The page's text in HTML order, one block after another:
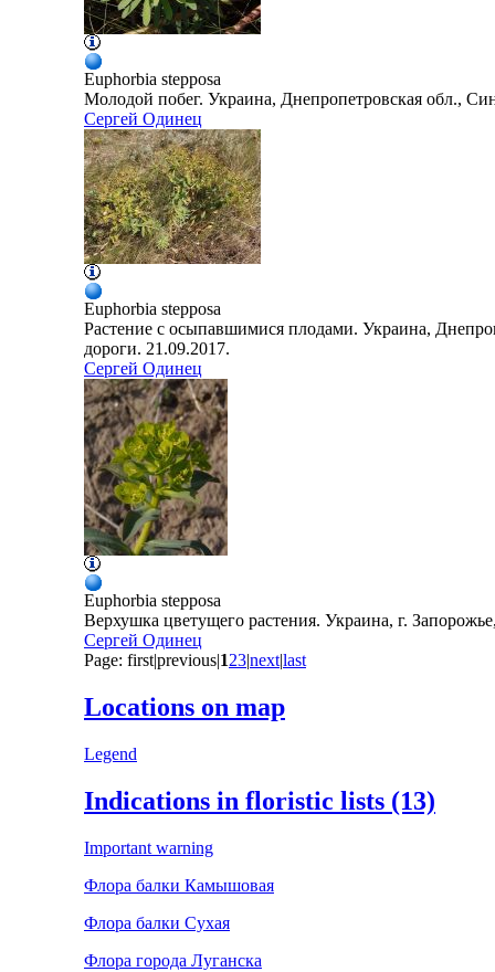
Euphorbia stepposa
Молодой побег. Украина, Днепропетровская обл.,
Сергей Одинец
Euphorbia stepposa
Растение с осыпавшимися плодами. Украина,
дороги. 21.09.2017.
Сергей Одинец
Euphorbia stepposa
Верхушка цветущего растения. Украина, г.
Сергей Одинец
Page: first|previous|123|next|last
Locations on map
Legend
Indications in floristic lists (13)
Important warning
Флора балки Камышовая
Флора балки Сухая
Флора города Луганска